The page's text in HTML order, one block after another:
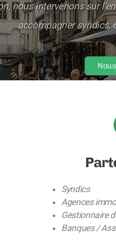
nous intervenons sur
accompagner syndics,
Syndics
Agences
Gestionnaire
Banques /